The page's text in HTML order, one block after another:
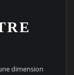
dimension